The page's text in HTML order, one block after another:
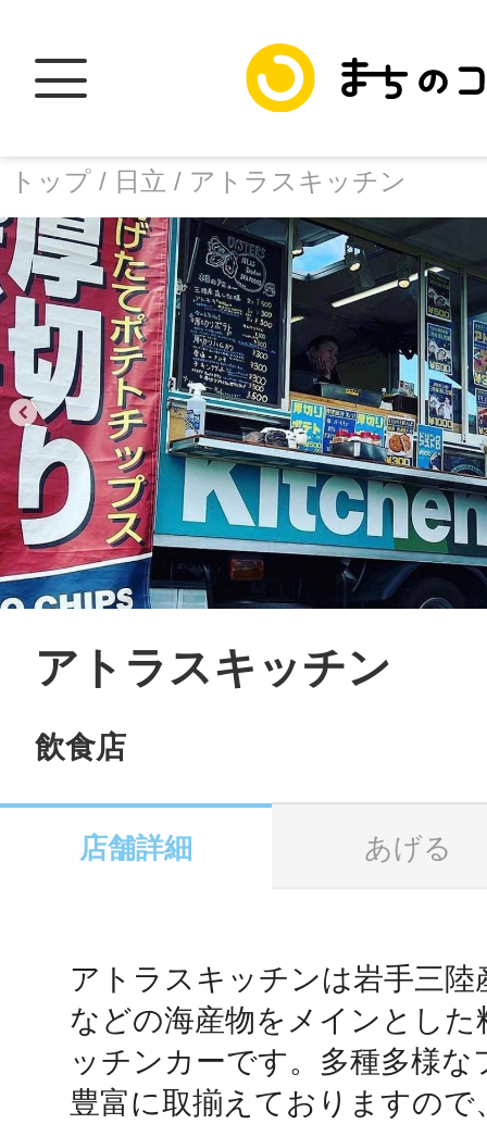
トップ / 日立 / アトラスキッチン
facebook
X
LINE
SMS
アトラスキッチン
飲食店
店舗詳細 あげる
アトラスキッチンは岩手三陸
などの海産物をメインとした
ッチンカーです。多種多様
豊富に取揃えておりますので
トップ
加盟スポットに
地域に導入を
鴻巣